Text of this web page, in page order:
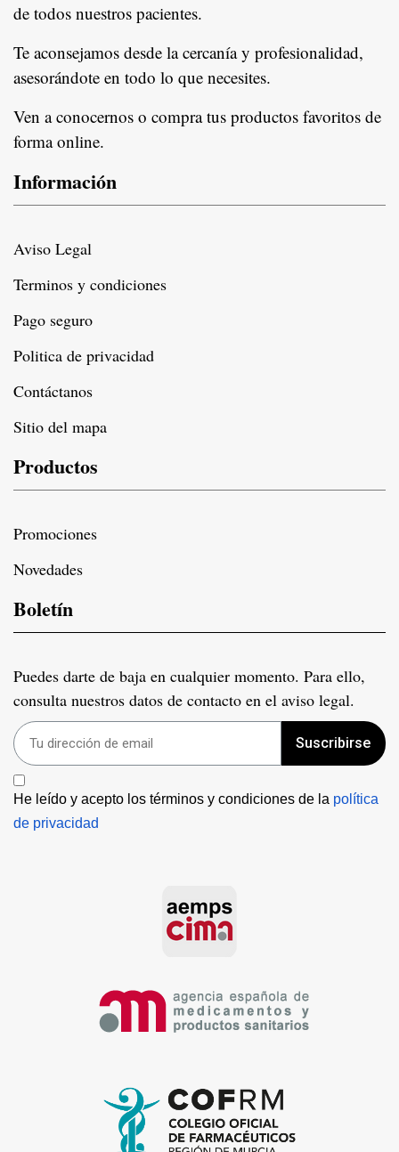
de todos nuestros pacientes.
Te aconsejamos desde la cercanía y profesionalidad,
asesorándote en todo lo que necesites.
Ven a conocernos o compra tus productos favoritos de
forma online.
Información
Aviso Legal
Terminos y condiciones
Pago seguro
Politica de privacidad
Contáctanos
Sitio del mapa
Productos
Promociones
Novedades
Boletín
Puedes darte de baja en cualquier momento. Para ello,
consulta nuestros datos de contacto en el aviso legal.
Suscribirse
He leído y acepto los términos y condiciones de la política
de privacidad